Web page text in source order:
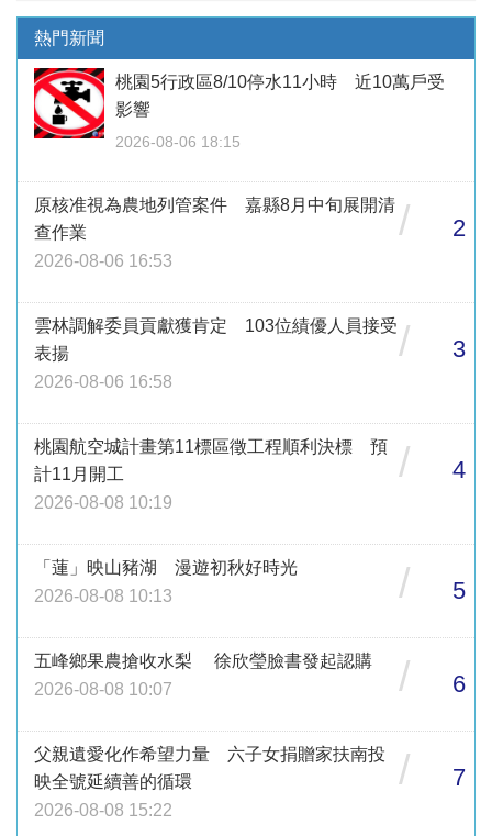
熱門新聞
桃園5行政區8/10停水11小時 近10萬戶受
影響
2026-08-06 18:15
原核准視為農地列管案件 嘉縣8月中旬展開清
查作業
2026-08-06 16:53
/ 2
雲林調解委員貢獻獲肯定 103位績優人員接受
表揚
2026-08-06 16:58
/ 3
桃園航空城計畫第11標區徵工程順利決標 預
計11月開工
2026-08-08 10:19
/ 4
「蓮」映山豬湖 漫遊初秋好時光
2026-08-08 10:13
/ 5
五峰鄉果農搶收水梨 徐欣瑩臉書發起認購
2026-08-08 10:07
/ 6
父親遺愛化作希望力量 六子女捐贈家扶南投
映全號延續善的循環
2026-08-08 15:22
/ 7